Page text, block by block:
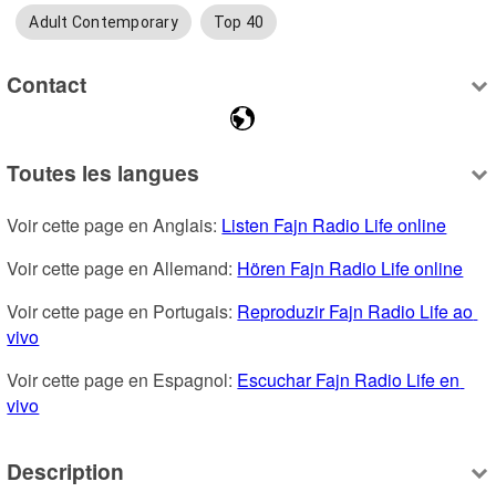
Adult Contemporary Top 40
Contact
Toutes les langues
Voir cette page en Anglais: Listen Fajn Radio Life online
Voir cette page en Allemand: Hören Fajn Radio Life online
Voir cette page en Portugais: Reproduzir Fajn Radio Life ao
vivo
Voir cette page en Espagnol: Escuchar Fajn Radio Life en
vivo
Description